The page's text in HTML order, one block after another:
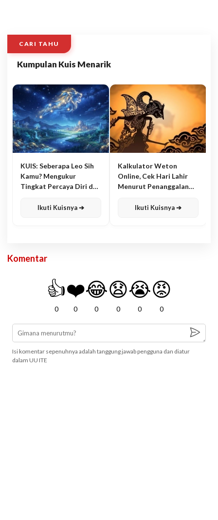
CARI TAHU
Kumpulan Kuis Menarik
KUIS: Seberapa Leo Sih
Kamu? Mengukur
Tingkat Percaya Diri dan
Ikuti Kuisnya ➔
Kalkulator Weton
Online, Cek Hari Lahir
Menurut Penanggalan
Ikuti Kuisnya ➔
Komentar
👍
0
❤️
0
😂
0
😧
0
😭
0
😡
0
Isi komentar sepenuhnya adalah tanggung jawab pengguna dan diatur
dalam UU ITE